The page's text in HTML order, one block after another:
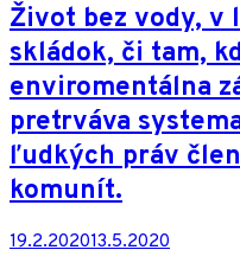
Život bez vody, v
skládok, či tam,
enviromentálna
pretrváva
ľudkých práv
komunít.
19.2.202013.5.2020